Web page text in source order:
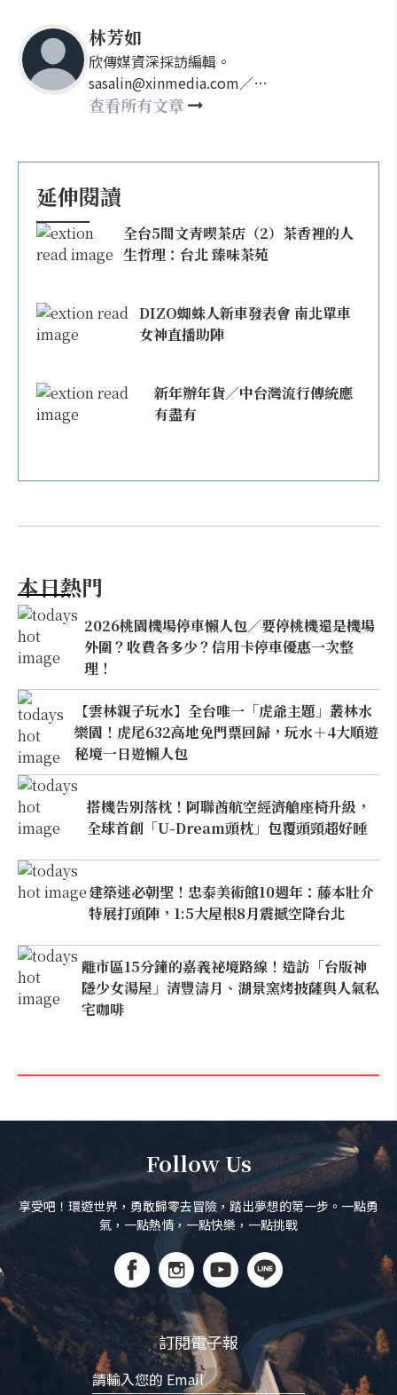
林芳如
欣傳媒資深採訪編輯。
sasalin@xinmedia.com／
happy21917@gmail.com
查看所有文章
延伸閱讀
全台5間文青喫茶店（2）茶香裡的人
生哲理：台北 臻味茶苑
DIZO蜘蛛人新車發表會 南北單車
女神直播助陣
新年辦年貨／中台灣流行傳統應
有盡有
本日熱門
2026桃園機場停車懶人包／要停桃機還是機場
外圍？收費各多少？信用卡停車優惠一次整
理！
【雲林親子玩水】全台唯一「虎爺主題」叢林水
樂園！虎尾632高地免門票回歸，玩水＋4大順遊
秘境一日遊懶人包
搭機告別落枕！阿聯酋航空經濟艙座椅升級，
全球首創「U-Dream頭枕」包覆頭頸超好睡
建築迷必朝聖！忠泰美術館10週年：藤本壯介
特展打頭陣，1:5大屋根8月震撼空降台北
離市區15分鐘的嘉義祕境路線！造訪「台版神
隱少女湯屋」清豐濤月、湖景窯烤披薩與人氣私
宅咖啡
Follow Us
享受吧！環遊世界，勇敢歸零去冒險，踏出夢想的第一步。一點勇
氣，一點熱情，一點快樂，一點挑戰
訂閱電子報